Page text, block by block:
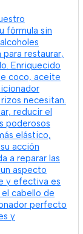
fórmula sin
restaurar,
Enriquecido
coco, aceite
necesitan.
reducir el
poderosos
elástico,
acción
a reparar las
aspecto
y efectiva es
cabello de
perfecto
y